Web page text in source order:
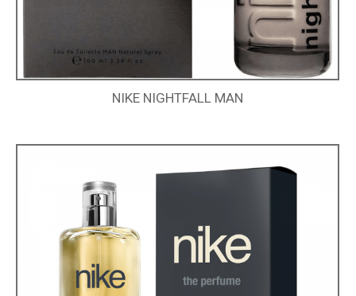
NIKE NIGHTFALL MAN